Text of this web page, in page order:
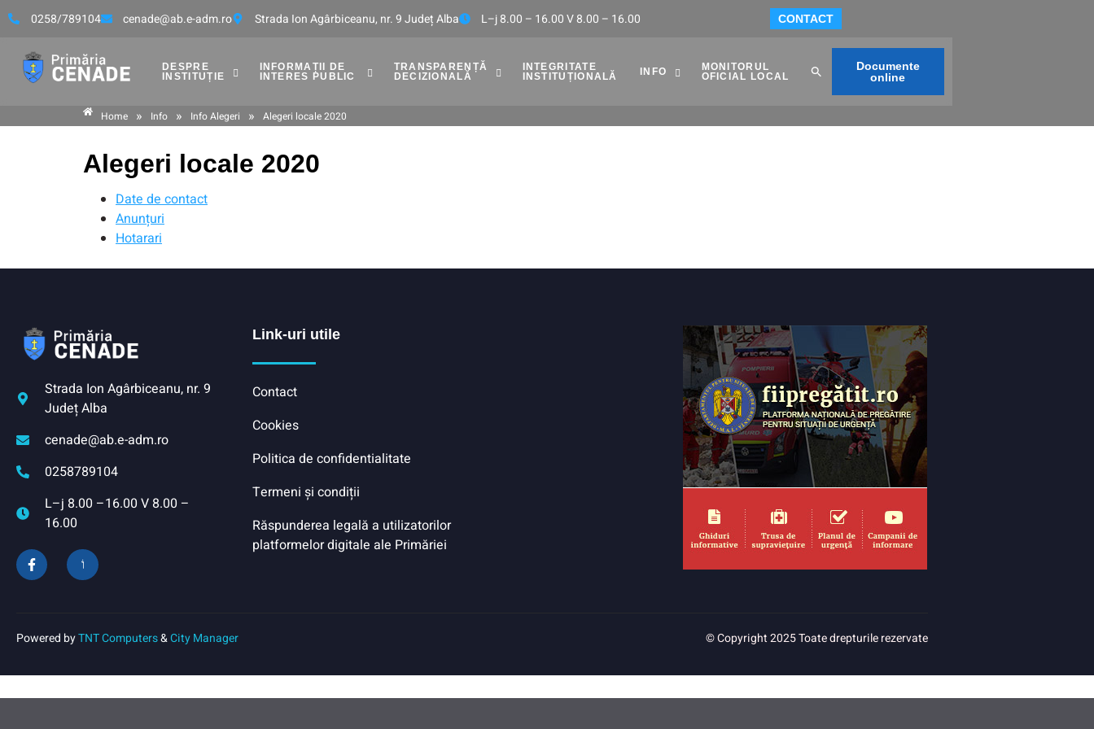
0258/789104 cenade@ab.e-adm.ro Strada Ion Agârbiceanu, nr. 9 Județ Alba L–j 8.00 – 16.00 V 8.00 – 16.00 CONTACT
DESPRE
INSTITUȚIE
INFORMAȚII DE
INTERES PUBLIC
TRANSPARENȚĂ
DECIZIONALĂ
INTEGRITATE
INSTITUȚIONALĂ
INFO
MONITORUL
OFICIAL LOCAL
Documente
online
Home » Info » Info Alegeri » Alegeri locale 2020
Alegeri locale 2020
Date de contact
Anunțuri
Hotarari
Strada Ion Agârbiceanu, nr. 9
Județ Alba
cenade@ab.e-adm.ro
0258789104
L–j 8.00 –16.00 V 8.00 –
16.00
Link-uri utile
Contact
Cookies
Politica de confidentialitate
Termeni și condiții
Răspunderea legală a utilizatorilor
platformelor digitale ale Primăriei
Powered byTNT Computers&City Manager © Copyright 2025 Toate drepturile rezervate